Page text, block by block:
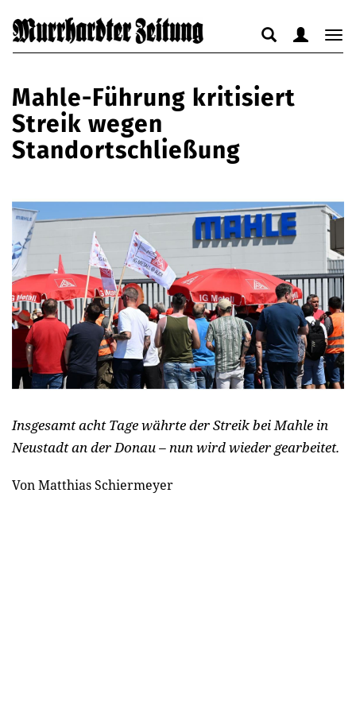
anzeigen
verbergen
Suche
anzeigen
verbergen
Mahle-Führung kritisiert
Streik wegen
Standortschließung
Insgesamt acht Tage währte der Streik bei Mahle in
Neustadt an der Donau – nun wird wieder gearbeitet.
Von Matthias Schiermeyer